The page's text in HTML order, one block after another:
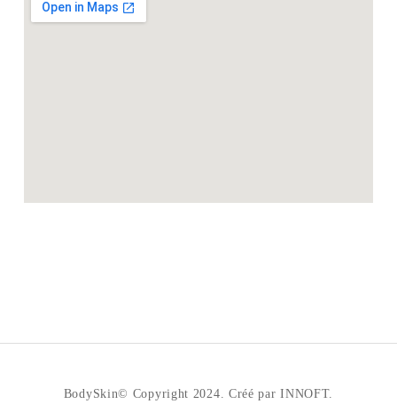
BodySkin© Copyright 2024. Créé par INNOFT.